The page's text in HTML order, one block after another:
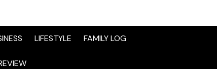
LIFESTYLE FAMILY LOG